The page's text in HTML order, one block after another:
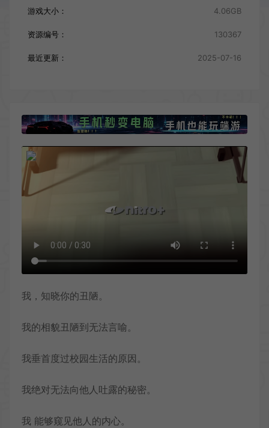
游戏大小： 4.06GB
资源编号： 130367
最近更新： 2025-07-16
我，知晓你的丑陋。
我的相貌丑陋到无法言喻。
我垂首度过校园生活的原因。
我绝对无法向他人吐露的秘密。
我 能够窥见他人的内心。